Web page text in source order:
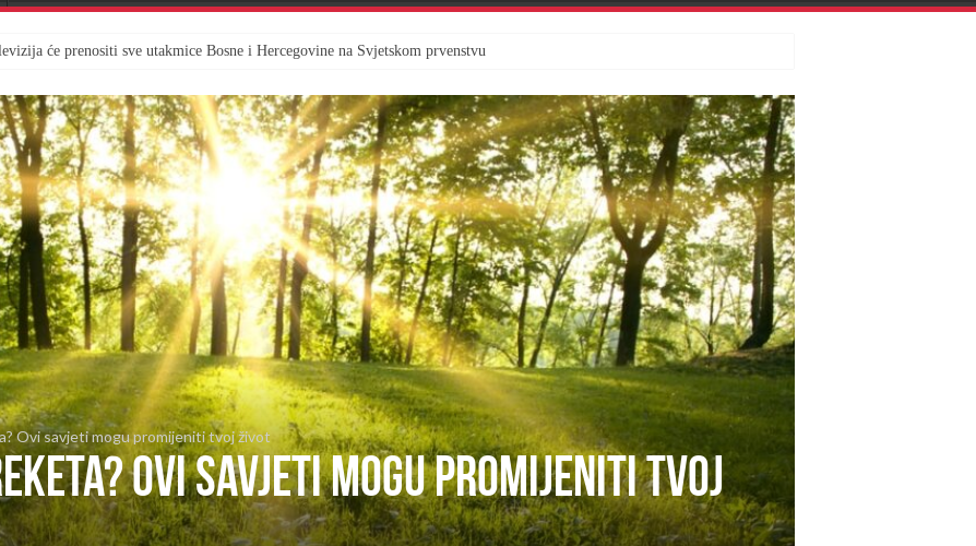
će prenositi sve utakmice Bosne i Hercegovine na Svjetskom prvenstvu
Ovi savjeti mogu promijeniti tvoj život
Ovi savjeti mogu promijeniti tvoj